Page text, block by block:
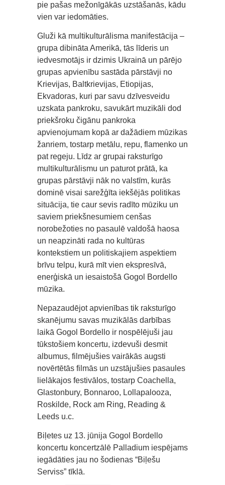
pie pašas mežonīgākās uzstāšanās, kādu
vien var iedomāties.
Gluži kā multikulturālisma manifestācija –
grupa dibināta Amerikā, tās līderis un
iedvesmotājs ir dzimis Ukrainā un pārējo
grupas apvienību sastāda pārstāvji no
Krievijas, Baltkrievijas, Etiopijas,
Ekvadoras, kuri par savu dzīvesveidu
uzskata pankroku, savukārt muzikāli dod
priekšroku čigānu pankroka
apvienojumam kopā ar dažādiem mūzikas
žanriem, tostarp metālu, repu, flamenko un
pat regeju. Līdz ar grupai raksturīgo
multikulturālismu un paturot prātā, ka
grupas pārstāvji nāk no valstīm, kurās
dominē visai sarežģīta iekšējās politikas
situācija, tie caur sevis radīto mūziku un
saviem priekšnesumiem cenšas
norobežoties no pasaulē valdošā haosa
un neapzināti rada no kultūras
kontekstiem un politiskajiem aspektiem
brīvu telpu, kurā mīt vien ekspresīvā,
enerģiskā un iesaistošā Gogol Bordello
mūzika.
Nepazaudējot apvienības tik raksturīgo
skanējumu savas muzikālās darbības
laikā Gogol Bordello ir nospēlējuši jau
tūkstošiem koncertu, izdevuši desmit
albumus, filmējušies vairākās augsti
novērtētās filmās un uzstājušies pasaules
lielākajos festivālos, tostarp Coachella,
Glastonbury, Bonnaroo, Lollapalooza,
Roskilde, Rock am Ring, Reading &
Leeds u.c.
Biļetes uz 13. jūnija Gogol Bordello
koncertu koncertzālē Palladium iespējams
iegādāties jau no šodienas “Biļešu
Serviss” tīklā.